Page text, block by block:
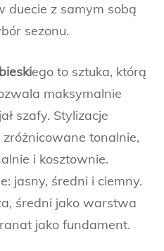
duecie z samym sobą
sezonu.
ego to sztuka, którą
maksymalnie
szafy. Stylizacje
tonalnie,
i kosztownie.
jasny, średni i ciemny.
średni jako warstwa
jako fundament.